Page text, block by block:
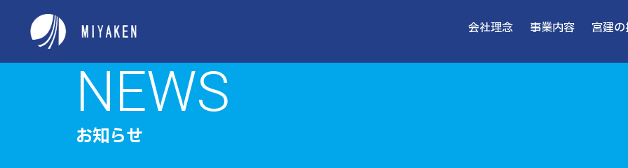
会社理念 事業内容 宮建
NEWS
お知らせ